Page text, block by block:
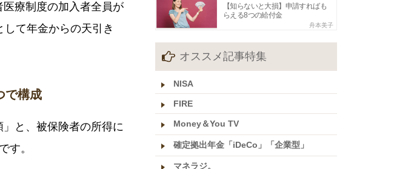
療制度の加入者全員が
て年金からの天引き
で構成
と、被保険者の所得に
す。
【知らないと大損】申請すればも
らえる8つの給付金
舟本美子
オススメ記事特集
NISA
FIRE
Money＆You TV
確定拠出年金「iDeCo」「企業型」
マネラジ。